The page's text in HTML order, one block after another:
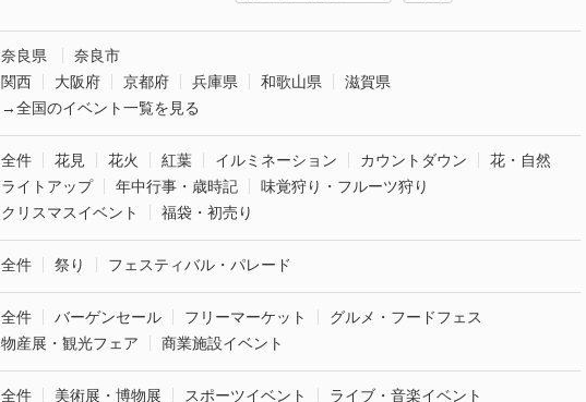
奈良県
奈良市
関西
大阪府 京都府 兵庫県 和歌山県
滋賀県
→全国のイベント一覧を見る
全件 花見 花火 紅葉 イルミネーション カウントダウン
花・自然
ライトアップ
年中行事・歳時記
味覚狩り・フルーツ狩り
クリスマスイベント
福袋・初売り
全件 祭り フェスティバル・パレード
全件 バーゲンセール フリーマーケット
グルメ・フードフェス
物産展・観光フェア
商業施設イベント
全件 美術展・博物展 スポーツイベント
ライブ・音楽イベント